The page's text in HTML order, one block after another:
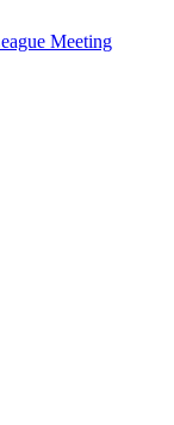
Meeting